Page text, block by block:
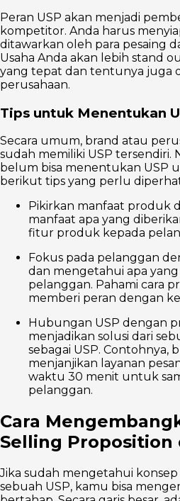
Peran USP akan menjadi
kompetitor. Anda harus
ditawarkan oleh para pesaing
Usaha Anda akan lebih stand
yang tepat dan tentunya juga
perusahaan.
Tips untuk Menentukan
Secara umum, brand atau
sudah memiliki USP tersendiri.
belum bisa menentukan USP
berikut tips yang perlu
Pikirkan manfaat produk
manfaat apa yang
fitur produk kepada
Fokus pada pelanggan
dan mengetahui apa
pelanggan. Pahami cara
memberi peran dengan
Hubungan USP dengan
menjadikan solusi dari
sebagai USP. Contohnya,
menjanjikan layanan
waktu 30 menit untuk
pelanggan.
Cara
Selling Proposition
Jika sudah mengetahui
sebuah USP, kamu bisa